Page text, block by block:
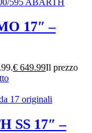
17″ –
€ 649.99Il prezzo
SS 17″ –